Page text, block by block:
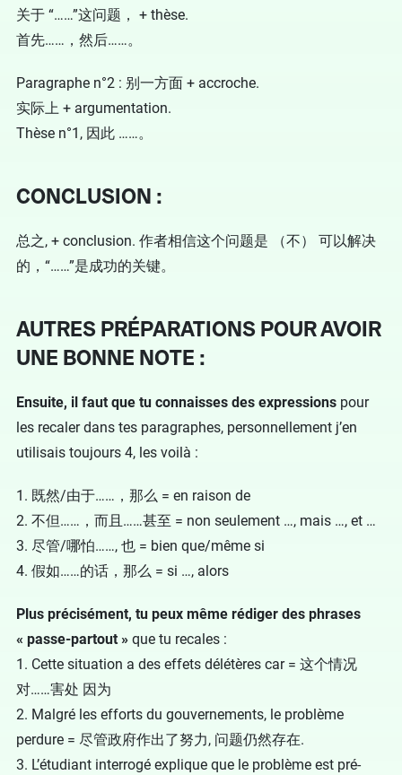
关于 “……”这问题， + thèse.
首先……，然后……。
Paragraphe n°2 : 别一方面 + accroche.
实际上 + argumentation.
Thèse n°1, 因此 ……。
CONCLUSION :
总之, + conclusion. 作者相信这个问题是 （不） 可以解决
的，“……”是成功的关键。
AUTRES PRÉPARATIONS POUR AVOIR
UNE BONNE NOTE :
Ensuite, il faut que tu connaisses des expressions pour
les recaler dans tes paragraphes, personnellement j’en
utilisais toujours 4, les voilà :
1. 既然/由于……，那么 = en raison de
2. 不但……，而且……甚至 = non seulement …, mais …, et …
3. 尽管/哪怕……, 也 = bien que/même si
4. 假如……的话，那么 = si …, alors
Plus précisément, tu peux même rédiger des phrases
« passe-partout » que tu recales :
1. Cette situation a des effets délétères car = 这个情况
对……害处 因为
2. Malgré les efforts du gouvernements, le problème
perdure = 尽管政府作出了努力, 问题仍然存在.
3. L’étudiant interrogé explique que le problème est pré-